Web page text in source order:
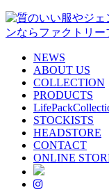
NEWS
ABOUT US
COLLECTION
PRODUCTS
STOCKISTS
HEADSTORE
CONTACT
ONLINE